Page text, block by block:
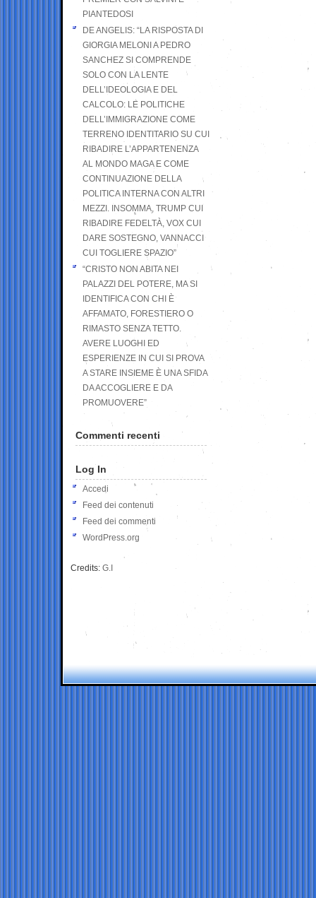
PIANTEDOSI
DE ANGELIS: “LA RISPOSTA DI
GIORGIA MELONI A PEDRO
SANCHEZ SI COMPRENDE
SOLO CON LA LENTE
DELL’IDEOLOGIA E DEL
CALCOLO: LE POLITICHE
DELL’IMMIGRAZIONE COME
TERRENO IDENTITARIO SU CUI
RIBADIRE L’APPARTENENZA
AL MONDO MAGA E COME
CONTINUAZIONE DELLA
POLITICA INTERNA CON ALTRI
MEZZI. INSOMMA, TRUMP CUI
RIBADIRE FEDELTÀ, VOX CUI
DARE SOSTEGNO, VANNACCI
CUI TOGLIERE SPAZIO”
“CRISTO NON ABITA NEI
PALAZZI DEL POTERE, MA SI
IDENTIFICA CON CHI È
AFFAMATO, FORESTIERO O
RIMASTO SENZA TETTO.
AVERE LUOGHI ED
ESPERIENZE IN CUI SI PROVA
A STARE INSIEME È UNA SFIDA
DA ACCOGLIERE E DA
PROMUOVERE”
Commenti recenti
Log In
Accedi
Feed dei contenuti
Feed dei commenti
WordPress.org
Credits: G.I